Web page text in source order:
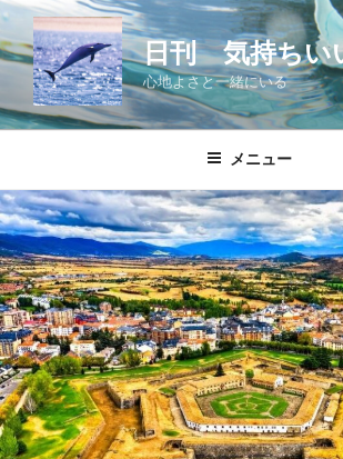
コ
ン
テ
ツ
キ
ッ
プ
日刊 気持ちい
心地よさと一緒にいる
メニュー